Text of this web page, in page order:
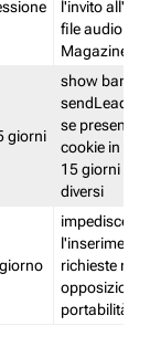
l'invito
file audio del
Magazine
giorni
show banner
sendLead
se presenti
cookie in un
15 giorni e
diversi
impedisce
l'inserimento
richieste
opposizione
portabilità